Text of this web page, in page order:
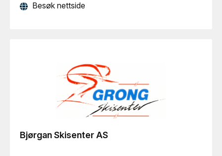
Besøk nettside
Bjørgan Skisenter AS